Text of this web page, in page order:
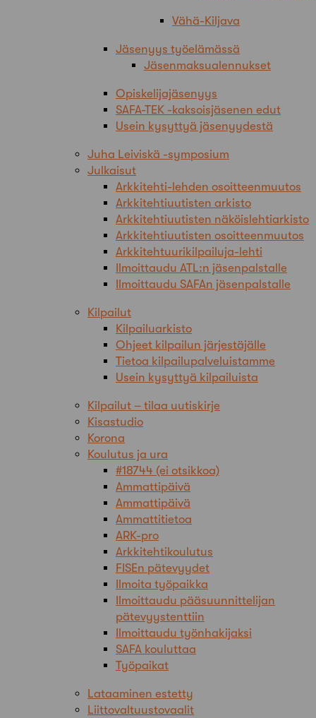
Vähä-Kiljava
Jäsenyys työelämässä
Jäsenmaksualennukset
Opiskelijajäsenyys
SAFA-TEK -kaksoisjäsenen edut
Usein kysyttyä jäsenyydestä
Juha Leiviskä -symposium
Julkaisut
Arkkitehti-lehden osoitteenmuutos
Arkkitehtiuutisten arkisto
Arkkitehtiuutisten näköislehtiarkisto
Arkkitehtiuutisten osoitteenmuutos
Arkkitehtuurikilpailuja-lehti
Ilmoittaudu ATL:n jäsenpalstalle
Ilmoittaudu SAFAn jäsenpalstalle
Kilpailut
Kilpailuarkisto
Ohjeet kilpailun järjestäjälle
Tietoa kilpailupalveluistamme
Usein kysyttyä kilpailuista
Kilpailut – tilaa uutiskirje
Kisastudio
Korona
Koulutus ja ura
#18744 (ei otsikkoa)
Ammattipäivä
Ammattipäivä
Ammattitietoa
ARK-pro
Arkkitehtikoulutus
FISEn pätevyydet
Ilmoita työpaikka
Ilmoittaudu pääsuunnittelijan
pätevyystenttiin
Ilmoittaudu työnhakijaksi
SAFA kouluttaa
Työpaikat
Lataaminen estetty
Liittovaltuustovaalit